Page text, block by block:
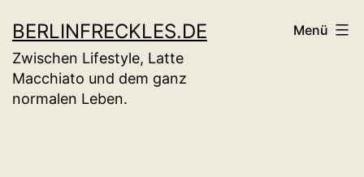
Inhalt
springen
BERLINFRECKLES.DE
Zwischen Lifestyle, Latte
Macchiato und dem ganz
normalen Leben.
Menü